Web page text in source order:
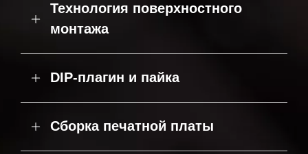
Технология поверхностного
монтажа
DIP-плагин и пайка
Сборка печатной платы